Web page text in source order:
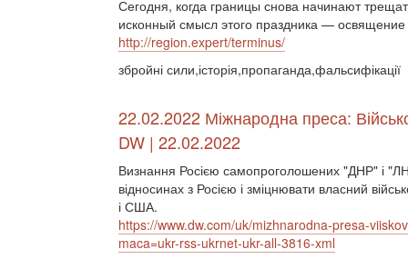
Сегодня, когда границы снова начинают
исконный смысл этого праздника — освящение
http://region.expert/terminus/
збройні сили,історія,пропаганда,фальсифікації
22.02.2022 Міжнародна преса:
DW | 22.02.2022
Визнання Росією самопроголошених "ДНР" і
відносинах з Росією і зміцнювати власний
і США.
https://www.dw.com/uk/mizhnarodna-presa-
maca=ukr-rss-ukrnet-ukr-all-3816-xml